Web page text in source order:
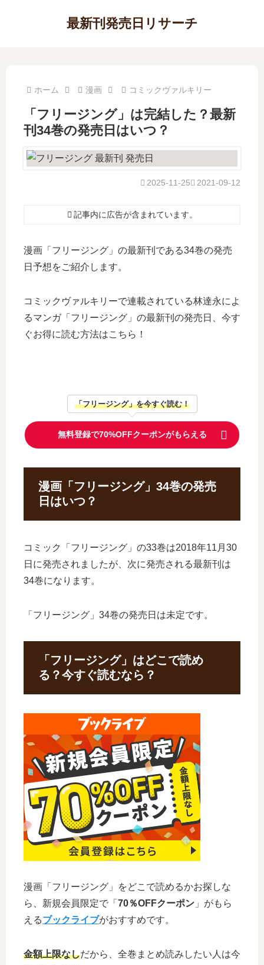
最新刊発売日リサーチ
ホーム 漫画 コミックヴァルキリー
「フリージング」は完結した？最新
刊34巻の発売日はいつ？
2021-09-12
2025-11-25
記事内に広告が含まれています。
漫画「フリージング」の最新刊である34巻の発売
日予想をご紹介します。
コミックヴァルキリーで連載されている林達永によ
るマンガ「フリージング」の最新刊の発売日、今す
ぐお得に読む方法はこちら！
「フリージング」を今すぐ読む！
無料登録で70%OFFクーポンがもらえる
漫画「フリージング」34巻の発売
日はいつ？
コミック「フリージング」の33巻は2018年11月30
日に発売されましたが、次に発売される最新刊は
34巻になります。
「フリージング」34巻の発売日は未定です。
「フリージング」はどこで読め
る？今すぐ読むなら？
漫画「フリージング」をどこで読めるかお探しな
ら、新規会員限定で「 70％OFFクーポン 」がもら
えるブックライブがおすすめです。
金額上限なしだから、全巻まとめ読みしたい人は今